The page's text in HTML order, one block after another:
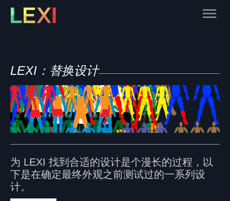
Skip
Main
LEXI：替换设计
为 LEXI 找到合适的设计是个漫长的过程，以
下是在确定最终外观之前测试过的一系列设
计。